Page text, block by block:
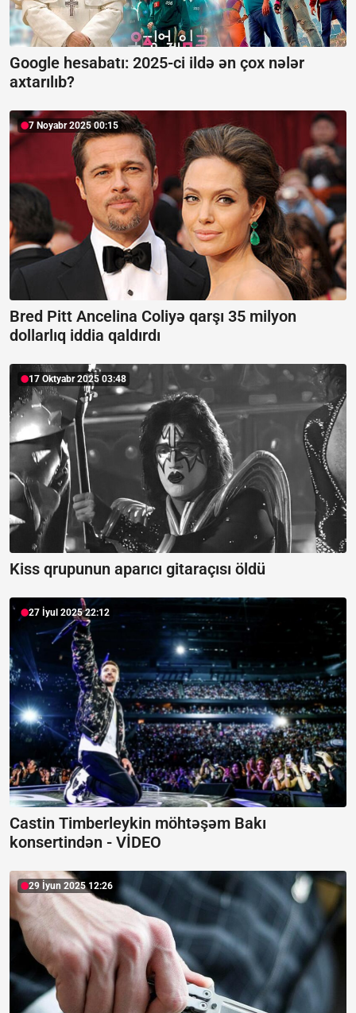
Google hesabatı: 2025-ci ildə ən çox nələr
axtarılıb?
7 Noyabr 2025 00:15
Bred Pitt Ancelina Coliyə qarşı 35 milyon
dollarlıq iddia qaldırdı
17 Oktyabr 2025 03:48
Kiss qrupunun aparıcı gitaraçısı öldü
27 İyul 2025 22:12
Castin Timberleykin möhtəşəm Bakı
konsertindən - VİDEO
29 İyun 2025 12:26